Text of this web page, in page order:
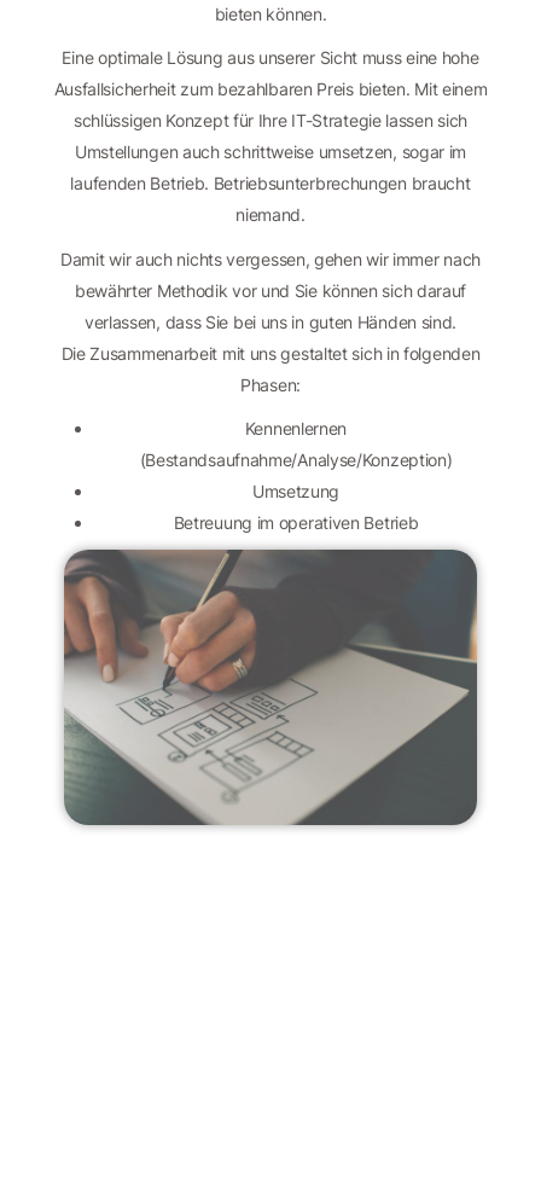
bieten können.
Eine optimale Lösung aus unserer Sicht muss eine hohe
Ausfallsicherheit zum bezahlbaren Preis bieten. Mit einem
schlüssigen Konzept für Ihre IT-Strategie lassen sich
Umstellungen auch schrittweise umsetzen, sogar im
laufenden Betrieb. Betriebsunterbrechungen braucht
niemand.
Damit wir auch nichts vergessen, gehen wir immer nach
bewährter Methodik vor und Sie können sich darauf
verlassen, dass Sie bei uns in guten Händen sind.
Die Zusammenarbeit mit uns gestaltet sich in folgenden
Phasen:
Kennenlernen
(Bestandsaufnahme/Analyse/Konzeption)
Umsetzung
Betreuung im operativen Betrieb